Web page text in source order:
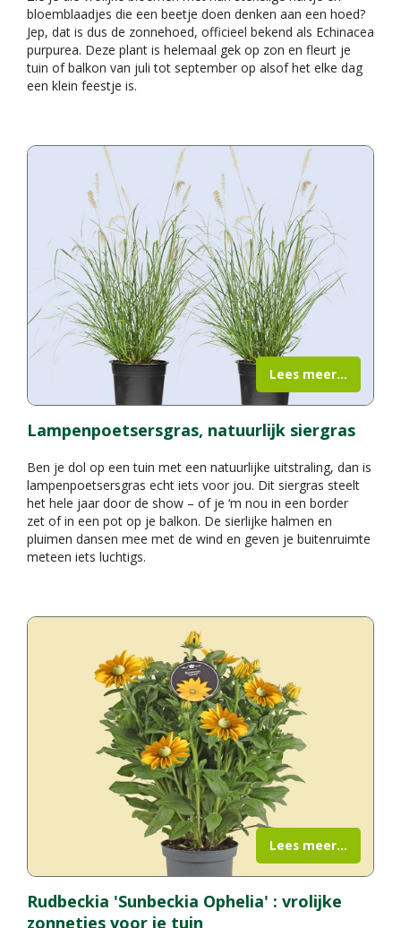
bloemblaadjes die een beetje doen denken aan een hoed?
Jep, dat is dus de zonnehoed, officieel bekend als Echinacea
purpurea. Deze plant is helemaal gek op zon en fleurt je
tuin of balkon van juli tot september op alsof het elke dag
een klein feestje is.
Lampenpoetsersgras, natuurlijk siergras
Ben je dol op een tuin met een natuurlijke uitstraling, dan is
lampenpoetsersgras echt iets voor jou. Dit siergras steelt
het hele jaar door de show – of je ‘m nou in een border
zet of in een pot op je balkon. De sierlijke halmen en
pluimen dansen mee met de wind en geven je buitenruimte
meteen iets luchtigs.
Lees meer...
Rudbeckia 'Sunbeckia Ophelia' : vrolijke
zonnetjes voor je tuin
Lees meer...